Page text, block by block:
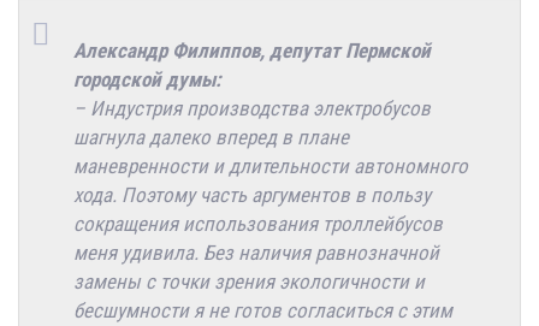
Александр Филиппов, депутат Пермской
городской думы:
– Индустрия производства электробусов
шагнула далеко вперед в плане
маневренности и длительности автономного
хода. Поэтому часть аргументов в пользу
сокращения использования троллейбусов
меня удивила. Без наличия равнозначной
замены с точки зрения экологичности и
бесшумности я не готов согласиться с этим